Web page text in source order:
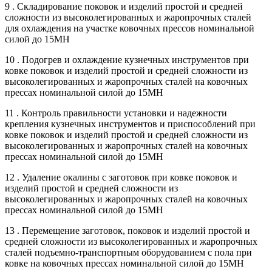
9 . Складирование поковок и изделий простой и средней
сложности из высоколегированных и жаропрочных сталей
для охлаждения на участке ковочных прессов номинальной
силой до 15МН
10 . Подогрев и охлаждение кузнечных инструментов при
ковке поковок и изделий простой и средней сложности из
высоколегированных и жаропрочных сталей на ковочных
прессах номинальной силой до 15МН
11 . Контроль правильности установки и надежности
крепления кузнечных инструментов и приспособлений при
ковке поковок и изделий простой и средней сложности из
высоколегированных и жаропрочных сталей на ковочных
прессах номинальной силой до 15МН
12 . Удаление окалины с заготовок при ковке поковок и
изделий простой и средней сложности из
высоколегированных и жаропрочных сталей на ковочных
прессах номинальной силой до 15МН
13 . Перемещение заготовок, поковок и изделий простой и
средней сложности из высоколегированных и жаропрочных
сталей подъемно-транспортным оборудованием с пола при
ковке на ковочных прессах номинальной силой до 15МН